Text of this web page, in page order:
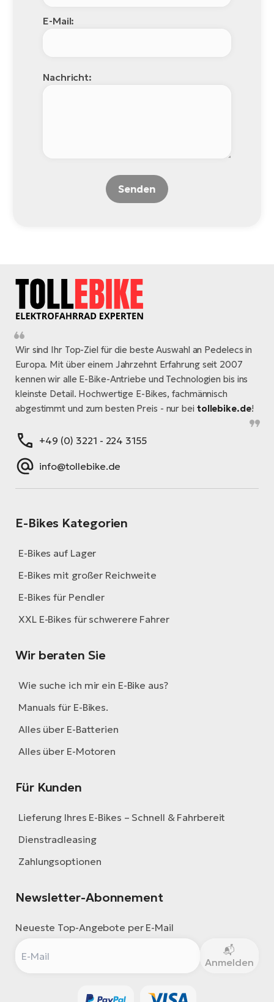
E-Mail:
Nachricht:
Senden
Wir sind Ihr Top-Ziel für die beste Auswahl an Pedelecs in
Europa. Mit über einem Jahrzehnt Erfahrung seit 2007
kennen wir alle E-Bike-Antriebe und Technologien bis ins
kleinste Detail. Hochwertige E-Bikes, fachmännisch
abgestimmt und zum besten Preis - nur bei tollebike.de!
+49 (0) 3221 - 224 3155
info@tollebike.de
E-Bikes Kategorien
E-Bikes auf Lager
E-Bikes mit großer Reichweite
E-Bikes für Pendler
XXL E-Bikes für schwerere Fahrer
Wir beraten Sie
Wie suche ich mir ein E-Bike aus?
Manuals für E-Bikes.
Alles über E-Batterien
Alles über E-Motoren
Für Kunden
Lieferung Ihres E-Bikes – Schnell & Fahrbereit
Dienstradleasing
Zahlungsoptionen
Newsletter-Abonnement
Neueste Top-Angebote per E-Mail
Anmelden